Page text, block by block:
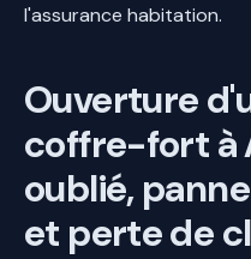
l'assurance habitation.
Ouverture
coffre-fort à
oublié,
et perte de